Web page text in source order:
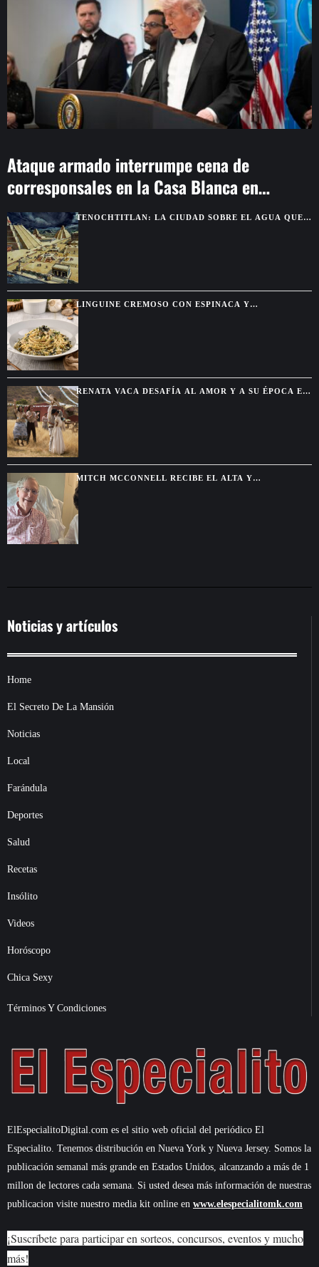
Ataque armado interrumpe cena de
corresponsales en la Casa Blanca en
WashingtonTENOCHTITLAN: LA CIUDAD SOBRE EL AGUA QUE
DEJÓ SIN PALABRAS A LOS CONQUISTADORES
LINGUINE CREMOSO CON ESPINACA Y
ALCACHOFA, UNA PASTA FÁCIL CON SABOR DE
RESTAURANTE
RENATA VACA DESAFÍA AL AMOR Y A SU ÉPOCA EN
LA NUEVA SERIE DE NETFLIX
MITCH MCCONNELL RECIBE EL ALTA Y
CONTINUARÁ SU RECUPERACIÓN DESDE CASA
Noticias y artículos
Home
El Secreto De La Mansión
Noticias
Local
Farándula
Deportes
Salud
Recetas
Insólito
Videos
Horóscopo
Chica Sexy
Términos Y Condiciones
ElEspecialitoDigital.com es el sitio web oficial del periódico El
Especialito. Tenemos distribución en Nueva York y Nueva Jersey. Somos la
publicación semanal más grande en Estados Unidos, alcanzando a más de 1
millon de lectores cada semana. Si usted desea más información de nuestras
publicacion visite nuestro media kit online en www.elespecialitomk.com
¡Suscríbete para participar en sorteos, concursos, eventos y mucho
más!